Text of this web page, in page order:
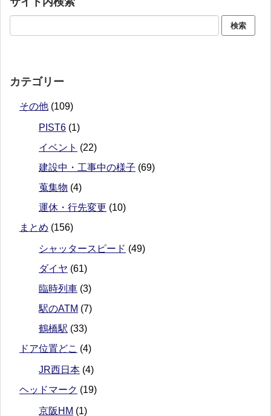
カテゴリー
その他 (109)
PIST6 (1)
イベント (22)
建設中・工事中の様子 (69)
蒐集物 (4)
運休・行先変更 (10)
まとめ (156)
シャッタースピード (49)
ダイヤ (61)
臨時列車 (3)
駅のATM (7)
鶴橋駅 (33)
ドア位置どこ (4)
JR西日本 (4)
ヘッドマーク (19)
京阪HM (1)